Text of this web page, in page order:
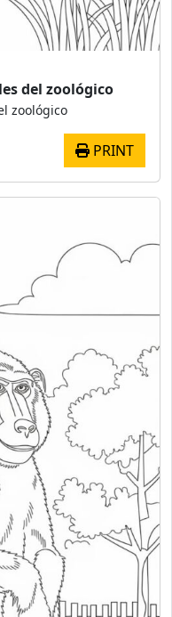
del zoológico
zoológico
PRINT